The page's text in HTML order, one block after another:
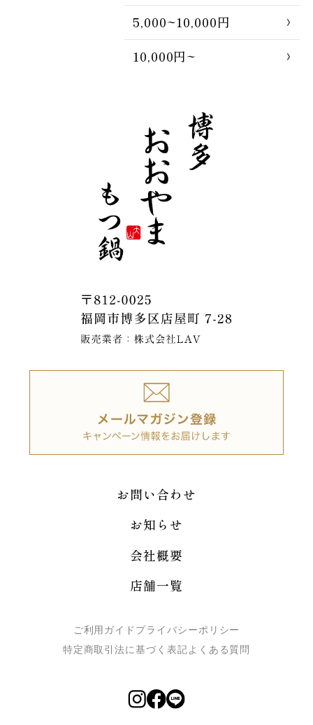
5,000~10,000円
10,000円~
お問い合わせ
お知らせ
会社概要
店舗一覧
ご利用ガイド プライバシーポリシー
特定商取引法に基づく表記よくある質問